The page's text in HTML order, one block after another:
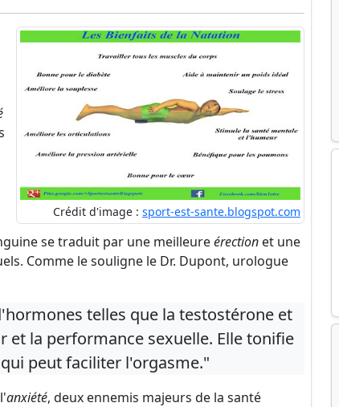
Crédit d'image : sport-est-sante.blogspot.com
se traduit par une meilleureérection et une
Comme le souligne le Dr. Dupont, urologue
telles que la testostérone et
et la performance sexuelle. Elle tonifie
peut faciliter l'orgasme."
anxiété, deux ennemis majeurs de la santé